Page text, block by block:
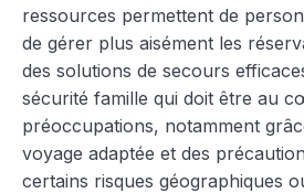
ressources permettent de
de gérer plus aisément les
des solutions de secours
sécurité famille qui doit être au
préoccupations, notamment
voyage adaptée et des
certains risques géographiques